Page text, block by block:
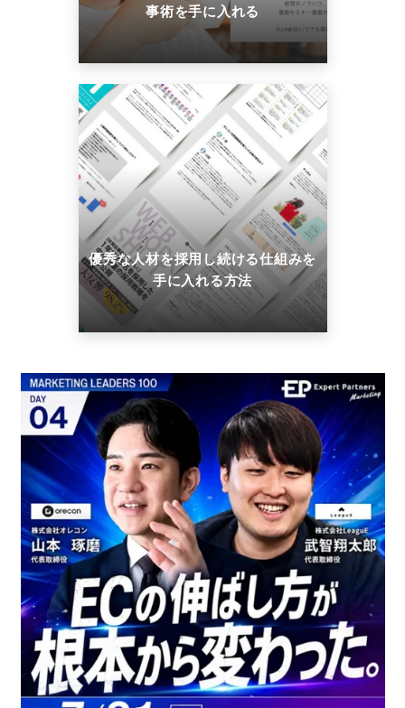
事術を手に入れる
優秀な人材を採用し続ける仕組みを
手に入れる方法